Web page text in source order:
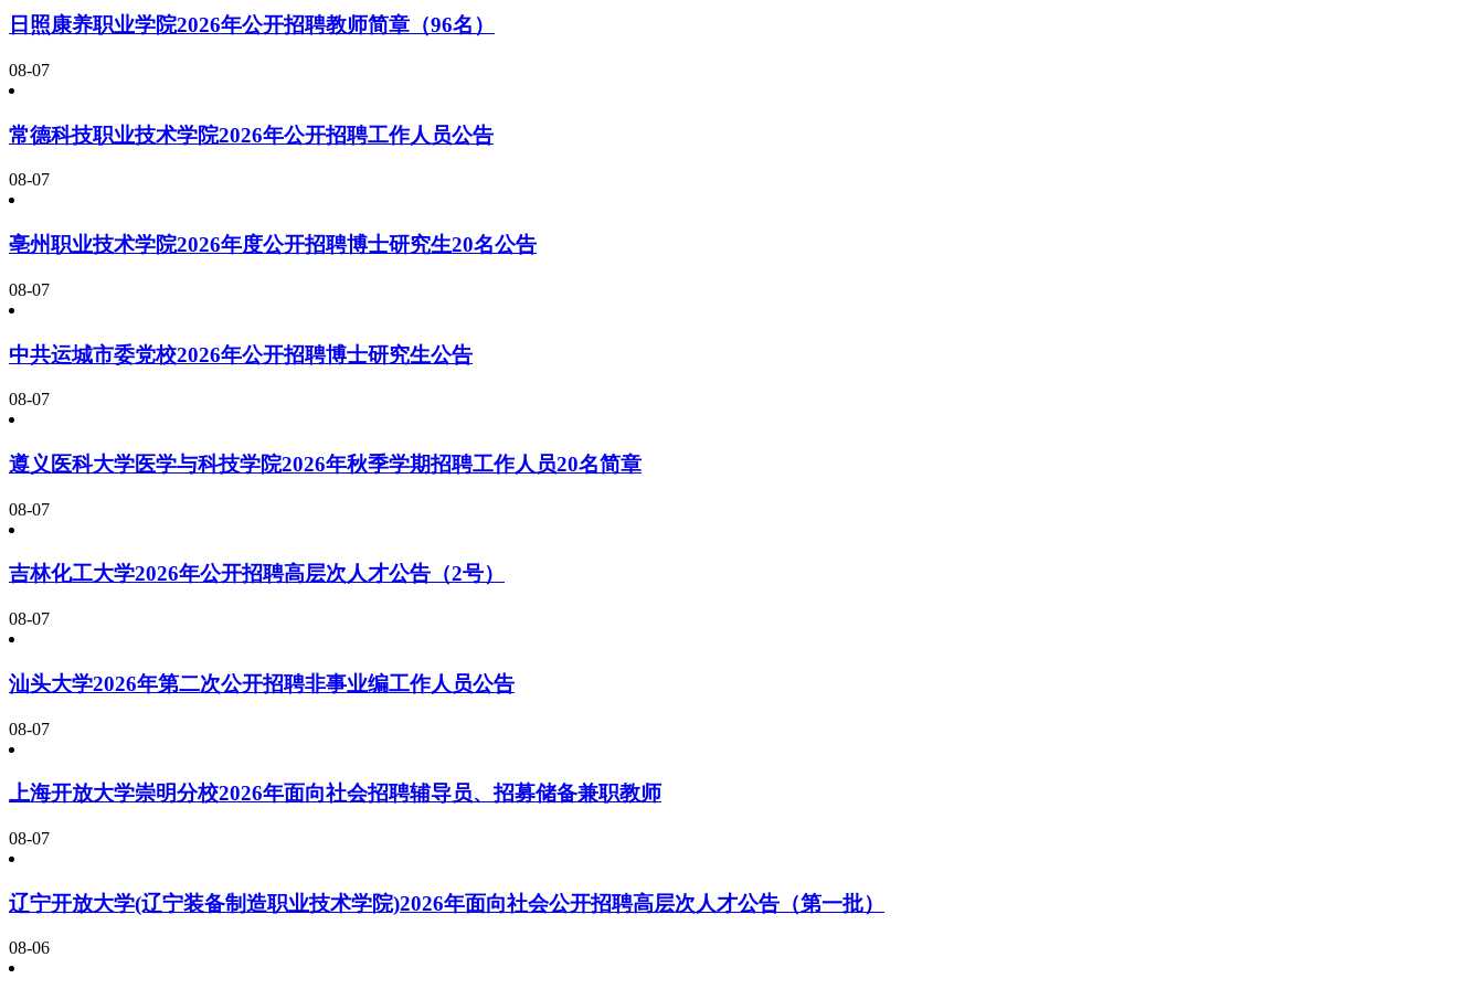
日照康养职业学院2026年公开招聘教师简章（96名）
08-07
常德科技职业技术学院2026年公开招聘工作人员公告
08-07
亳州职业技术学院2026年度公开招聘博士研究生20名公告
08-07
中共运城市委党校2026年公开招聘博士研究生公告
08-07
遵义医科大学医学与科技学院2026年秋季学期招聘工作人员20名简章
08-07
吉林化工大学2026年公开招聘高层次人才公告（2号）
08-07
汕头大学2026年第二次公开招聘非事业编工作人员公告
08-07
上海开放大学崇明分校2026年面向社会招聘辅导员、招募储备兼职教师
08-07
辽宁开放大学(辽宁装备制造职业技术学院)2026年面向社会公开招聘高层次人才公告（第一批）
08-06